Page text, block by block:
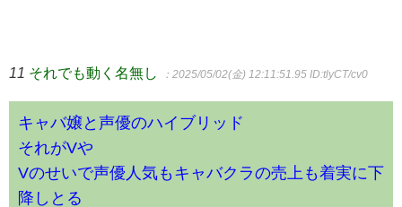
11 それでも動く名無し ：2025/05/02(金) 12:11:51.95 ID:tlyCT/cv0
キャバ嬢と声優のハイブリッド
それがVや
Vのせいで声優人気もキャバクラの売上も着実に下
降しとる